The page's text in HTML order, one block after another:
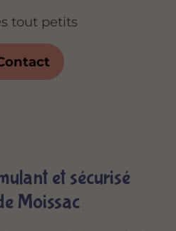
tout petits
et sécurisé
Moissac